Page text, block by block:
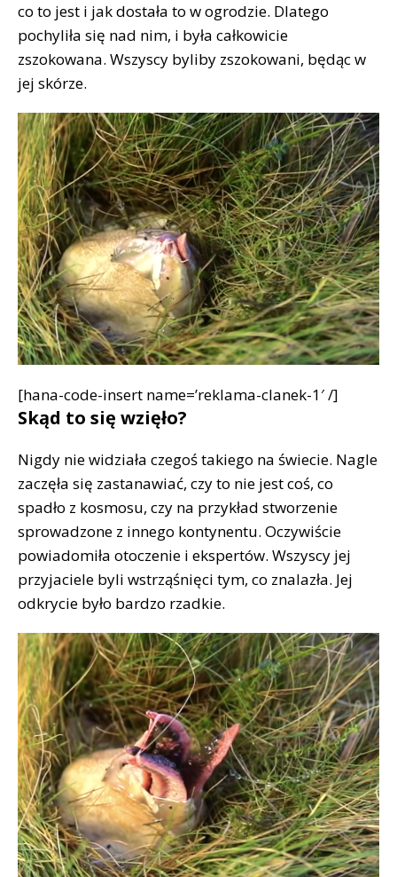
co to jest i jak dostała to w ogrodzie. Dlatego
pochyliła się nad nim, i była całkowicie
zszokowana. Wszyscy byliby zszokowani, będąc w
jej skórze.
[hana-code-insert name=’reklama-clanek-1′ /]
Skąd to się wzięło?
Nigdy nie widziała czegoś takiego na świecie. Nagle
zaczęła się zastanawiać, czy to nie jest coś, co
spadło z kosmosu, czy na przykład stworzenie
sprowadzone z innego kontynentu. Oczywiście
powiadomiła otoczenie i ekspertów. Wszyscy jej
przyjaciele byli wstrząśnięci tym, co znalazła. Jej
odkrycie było bardzo rzadkie.